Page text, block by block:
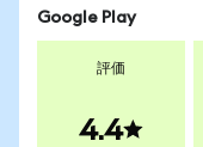
Google Play
評価
4.4